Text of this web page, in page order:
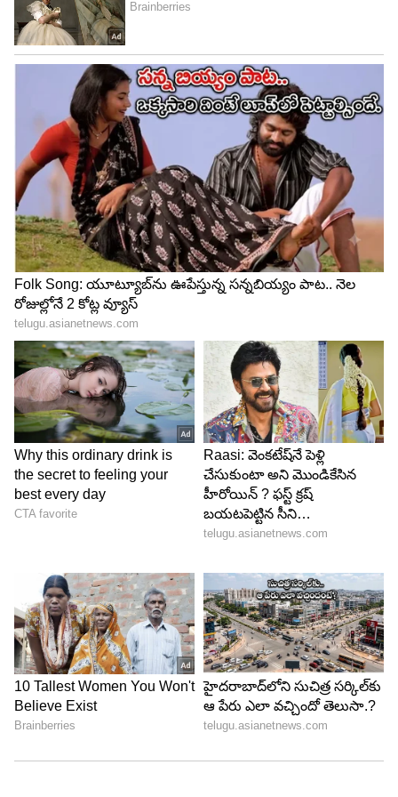
రజినీకాంత్ సంతోషంగా లేరని పుకార్లు..
తమిళనాడు ఎన్నికల్లో విజయ్ గెలిచినప్పటి నుంచి, ఆ
ఫలితాలతో రజినీకాంత్ సంతోషంగా లేరని పుకార్లు
వచ్చాయి. ఈ వదంతులకు చెక్ పెట్టేందుకు, రజినీకాంత్
చెన్నైలోని తన ఇంట్లో ప్రెస్ మీట్ పెట్టారు. ఎన్నికల తర్వాత
మాజీ సీఎం ఎంకే స్టాలిన్‌ను కలిశానని, తామిద్దరం
స్నేహితులమని స్పష్టం చేశారు.
5
5
Image Credit : Trish/ Instagram
మేం మాట్లాడుకున్నాం.. మీకేంటి సమస్య
"అనవసరంగా మాట్లాడటానికి రజినీ అంత చీప్ వ్యక్తి కాదు.
ఆయన్ని అభినందించాను. నేను రాజకీయాల్లోనే లేను,
విజయ్‌పై నాకెందుకు అసూయ? బహుశా కమల్ సీఎం
అయితే నాకు అసూయ కలగొచ్చు. నాకూ, విజయ్‌కీ 25 ఏళ్ల
జనరేషన్ గ్యాప్ ఉంది. మేం పోటీ పడితే బాగోదు" అని
రజినీ అన్నారు. పుట్టినరోజు శుభాకాంక్షల గురించి అడగ్గా,
తాము మాట్లాడుకున్నామని, కానీ సోషల్ మీడియాలో పోస్ట్
పెట్టలేదని చెప్పారు.